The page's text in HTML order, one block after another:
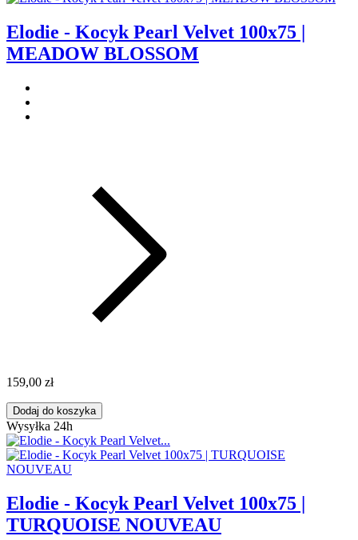
Elodie - Kocyk Pearl Velvet 100x75 |
MEADOW BLOSSOM
159,00 zł
Dodaj do koszyka
Wysyłka 24h
Elodie - Kocyk Pearl Velvet 100x75 |
TURQUOISE NOUVEAU